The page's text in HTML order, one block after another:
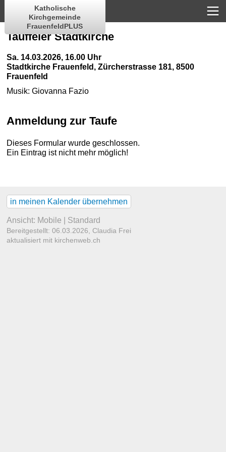
Katholische
Kirchgemeinde
FrauenfeldPLUS
Tauffeier Stadtkirche
Sa. 14.03.2026, 16.00 Uhr
Stadtkirche Frauenfeld ,Zürcherstrasse 181, 8500
Frauenfeld
Musik:Giovanna Fazio
Anmeldung zur Taufe
Dieses Formular wurde geschlossen.
Ein Eintrag ist nicht mehr möglich!
in meinen Kalender übernehmen
Ansicht: Mobile Standard
Bereitgestellt: 06.03.2026, Claudia Frei
aktualisiert mit kirchenweb.ch